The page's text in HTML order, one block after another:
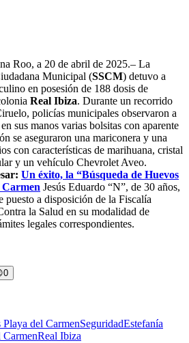
Roo, a 20 de abril de 2025.– La
Municipal (SSCM) detuvo a
en posesión de 188 dosis de
Real Ibiza. Durante un recorrido
policías municipales observaron a
sus manos varias bolsitas con aparente
se aseguraron una mariconera y una
con características de marihuana, cristal
y un vehículo Chevrolet Aveo.
Un éxito, la “Búsqueda de Huevos
Carmen Jesús Eduardo “N”, de 30 años,
a disposición de la Fiscalía
la Salud en su modalidad de
legales correspondientes.
0
del CarmenSeguridadEstefanía
Real Ibiza